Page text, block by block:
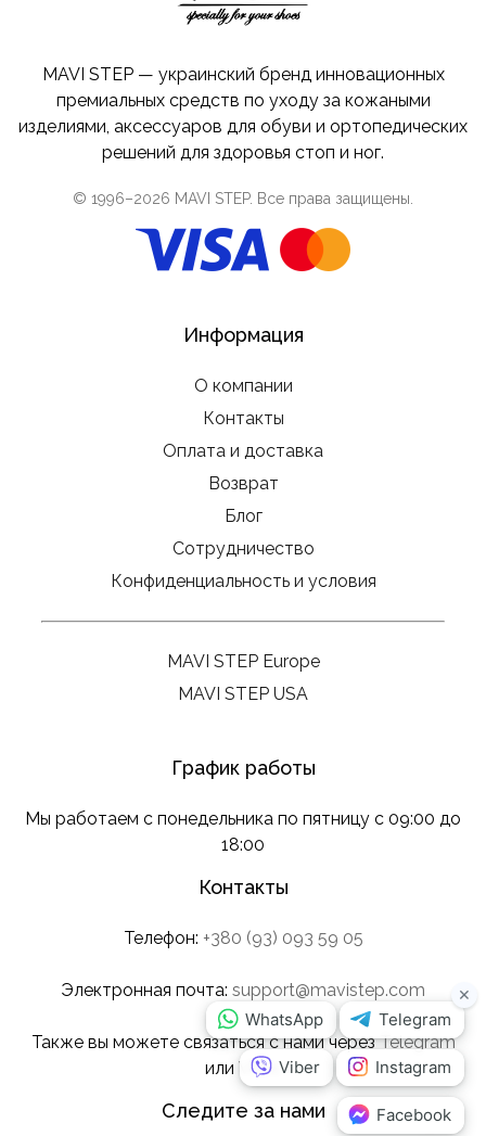
MAVI STEP — украинский бренд инновационных
премиальных средств по уходу за кожаными
изделиями, аксессуаров для обуви и ортопедических
решений для здоровья стоп и ног.
© 1996–2026 MAVI STEP. Все права защищены.
Информация
О компании
Контакты
Оплата и доставка
Возврат
Блог
Сотрудничество
Конфиденциальность и условия
MAVI STEP Europe
MAVI STEP USA
График работы
Мы работаем с понедельника по пятницу с 09:00 до
18:00
Контакты
Телефон: +380 (93) 093 59 05
Электронная почта: support@mavistep.com
Также вы можете связаться с нами черезTelegram
или Viber .
Следите за нами